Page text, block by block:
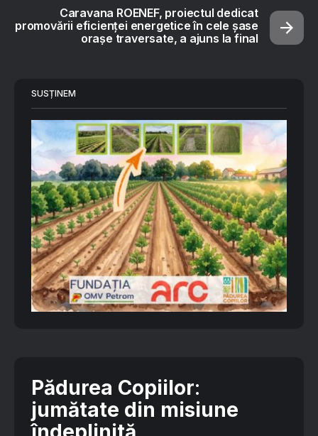
Caravana ROENEF, proiectul dedicat
promovării eficienței energetice în cele șase
orașe traversate, a ajuns la final
SUSȚINEM
Pădurea Copiilor:
jumătate din misiune